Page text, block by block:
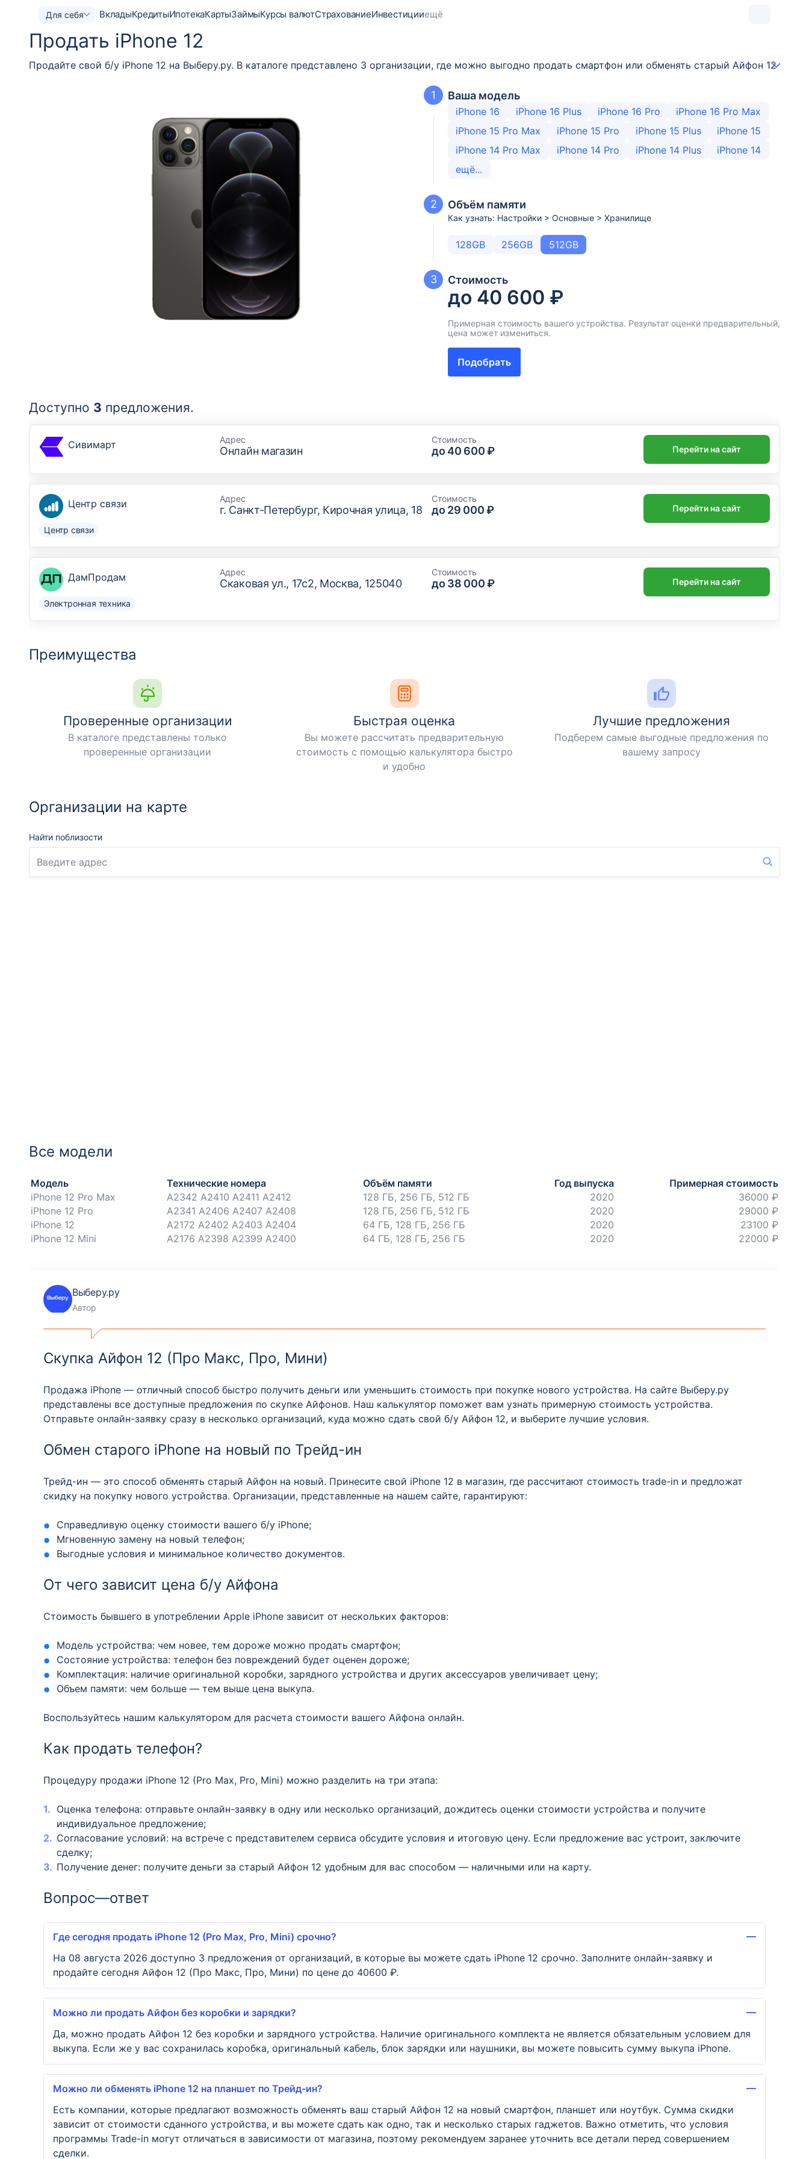
Для себя ВкладыКредитыИпотекаКартыЗаймыКурсы валютСтрахованиеИнвестицииещё
Продать iPhone 12
Продайте свой б/у iPhone 12 на Выберу.ру. В каталоге представлено 3 организации, где можно выгодно продать смартфон или обменять старый Айфон 12 на
1 Ваша модель
iPhone 16 iPhone 16 Plus iPhone 16 Pro
iPhone 16 Pro Max
iPhone 15 Pro Max
iPhone 15 Pro iPhone 15 Plus
iPhone 15
iPhone 14 Pro Max
iPhone 14 Pro iPhone 14 Plus
iPhone 14
ещё...
2 Объём памяти
Как узнать: Настройки > Основные > Хранилище
128GB 256GB 512GB
3 Стоимость
до 40 600 ₽
Примерная стоимость вашего устройства. Результат оценки предварительный,
цена может измениться.
Подобрать
Доступно 3 предложения.
Сивимарт Адрес
Онлайн магазин
Стоимость
до 40 600 ₽ Перейти на сайт
Центр связи Адрес
г. Санкт-Петербург, Кирочная улица, 18
Стоимость
до 29 000 ₽
Центр связи
Перейти на сайт
ДамПродам Адрес
Скаковая ул., 17с2, Москва, 125040
Стоимость
до 38 000 ₽
Электронная техника
Перейти на сайт
Преимущества
Проверенные организации
В каталоге представлены только
проверенные организации
Быстрая оценка
Вы можете рассчитать предварительную
стоимость с помощью калькулятора быстро
и удобно
Лучшие предложения
Подберем самые выгодные предложения по
вашему запросу
Организации на карте
Найти поблизости
Все модели
Модель Технические номера Объём памяти Год выпуска
Примерная стоимость
iPhone 12 Pro Max
A2342 A2410 A2411 A2412 128 ГБ, 256 ГБ, 512 ГБ 2020
36000 ₽
iPhone 12 Pro
A2341 A2406 A2407 A2408 128 ГБ, 256 ГБ, 512 ГБ 2020
29000 ₽
iPhone 12
A2172 A2402 A2403 A2404 64 ГБ, 128 ГБ, 256 ГБ 2020
23100 ₽
iPhone 12 Mini
A2176 A2398 A2399 A2400 64 ГБ, 128 ГБ, 256 ГБ 2020 22000 ₽
Выберу.ру
Автор
Скупка Айфон 12 (Про Макс, Про, Мини)
Продажа iPhone — отличный способ быстро получить деньги или уменьшить стоимость при покупке нового устройства. На сайте Выберу.ру
представлены все доступные предложения по скупке Айфонов. Наш калькулятор поможет вам узнать примерную стоимость устройства.
Отправьте онлайн-заявку сразу в несколько организаций, куда можно сдать свой б/у Айфон 12, и выберите лучшие условия.
Обмен старого iPhone на новый по Трейд-ин
Трейд-ин — это способ обменять старый Айфон на новый. Принесите свой iPhone 12 в магазин, где рассчитают стоимость trade-in и предложат
скидку на покупку нового устройства. Организации, представленные на нашем сайте, гарантируют:
Справедливую оценку стоимости вашего б/у iPhone;
Мгновенную замену на новый телефон;
Выгодные условия и минимальное количество документов.
От чего зависит цена б/у Айфона
Стоимость бывшего в употреблении Apple iPhone зависит от нескольких факторов:
Модель устройства: чем новее, тем дороже можно продать смартфон;
Состояние устройства: телефон без повреждений будет оценен дороже;
Комплектация: наличие оригинальной коробки, зарядного устройства и других аксессуаров увеличивает цену;
Объем памяти: чем больше — тем выше цена выкупа.
Воспользуйтесь нашим калькулятором для расчета стоимости вашего Айфона онлайн.
Как продать телефон?
Процедуру продажи iPhone 12 (Pro Max, Pro, Mini) можно разделить на три этапа:
Оценка телефона: отправьте онлайн-заявку в одну или несколько организаций, дождитесь оценки стоимости устройства и получите
индивидуальное предложение;
Согласование условий: на встрече с представителем сервиса обсудите условия и итоговую цену. Если предложение вас устроит, заключите
сделку;
Получение денег: получите деньги за старый Айфон 12 удобным для вас способом — наличными или на карту.
Вопрос—ответ
Где сегодня продать iPhone 12 (Pro Max, Pro, Mini) срочно?
На 08 августа 2026 доступно 3 предложения от организаций, в которые вы можете сдать iPhone 12 срочно. Заполните онлайн-заявку и
продайте сегодня Айфон 12 (Про Макс, Про, Мини) по цене до 40600 ₽.
Можно ли продать Айфон без коробки и зарядки?
Да, можно продать Айфон 12 без коробки и зарядного устройства. Наличие оригинального комплекта не является обязательным условием для
выкупа. Если же у вас сохранилась коробка, оригинальный кабель, блок зарядки или наушники, вы можете повысить сумму выкупа iPhone.
Можно ли обменять iPhone 12 на планшет по Трейд-ин?
Есть компании, которые предлагают возможность обменять ваш старый Айфон 12 на новый смартфон, планшет или ноутбук. Сумма скидки
зависит от стоимости сданного устройства, и вы можете сдать как одно, так и несколько старых гаджетов. Важно отметить, что условия
программы Trade-in могут отличаться в зависимости от магазина, поэтому рекомендуем заранее уточнить все детали перед совершением
сделки.